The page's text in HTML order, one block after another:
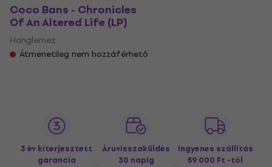
Coco Bans - Chronicles
Of An Altered Life (LP)
Hanglemez
Átmenetileg nem hozzáférhető
3 év kiterjesztett
garancia
Áruvisszaküldés
30 napig
Ingyenes szállítás
59 000 Ft -tól